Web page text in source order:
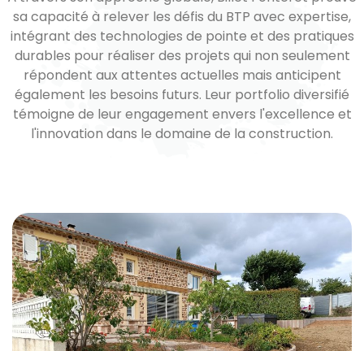
sa capacité à relever les défis du BTP avec expertise,
intégrant des technologies de pointe et des pratiques
durables pour réaliser des projets qui non seulement
répondent aux attentes actuelles mais anticipent
également les besoins futurs. Leur portfolio diversifié
témoigne de leur engagement envers l'excellence et
l'innovation dans le domaine de la construction.